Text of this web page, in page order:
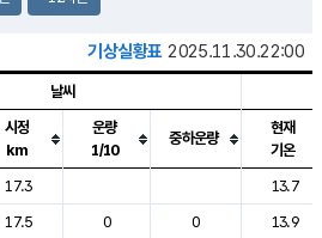
기상실황표 2025.11.30.22:00
씨, 기온, 강수, 바람, 기압등을 안내한 표입
날씨
시정
km
운량
1/10
중하운량
현재
기온
17.3
13.7
17.5 0 0
13.9